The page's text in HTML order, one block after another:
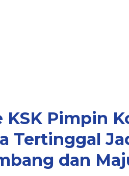
KSK Pimpin
Tertinggal
dan